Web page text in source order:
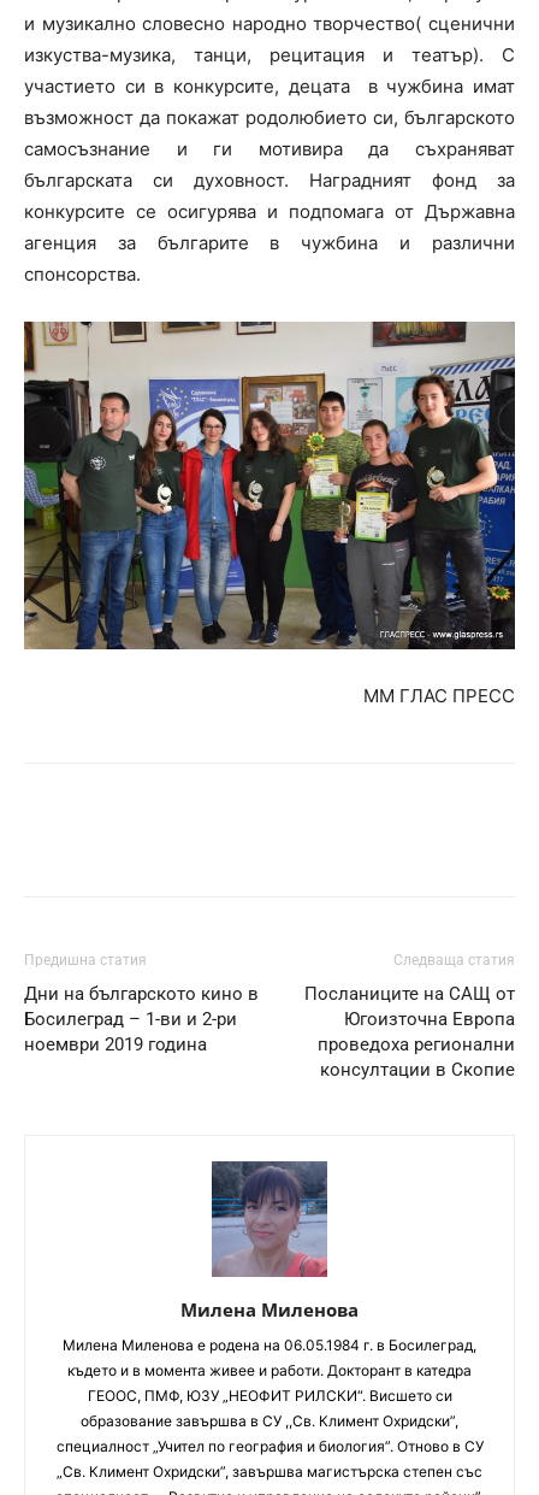
и музикално словесно народно творчество( сценични
изкуства-музика, танци, рецитация и театър). С
участието си в конкурсите, децата в чужбина имат
възможност да покажат родолюбието си, българското
самосъзнание и ги мотивира да съхраняват
българската си духовност. Наградният фонд за
конкурсите се осигурява и подпомага от Държавна
агенция за българите в чужбина и различни
спонсорства.
ММ ГЛАС ПРЕСС
Предишна статия
Дни на българското кино в
Босилеград – 1-ви и 2-ри
ноември 2019 година
Следваща статия
Посланиците на САЩ от
Югоизточна Европа
проведоха регионални
консултации в Скопие
Милена Миленова
Милена Миленова е родена на 06.05.1984 г. в Босилеград,
където и в момента живее и работи. Докторант в катедра
ГЕООС, ПМФ, ЮЗУ „НЕОФИТ РИЛСКИ“. Висшето си
образование завършва в СУ ,,Св. Климент Охридски”,
специалност „Учител по география и биология”. Отново в СУ
„Св. Климент Охридски”, завършва магистърска степен със